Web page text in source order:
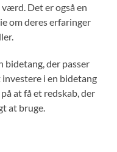
værd. Det er også en
om deres erfaringer
bidetang, der passer
i en bidetang
at få et redskab, der
at bruge.